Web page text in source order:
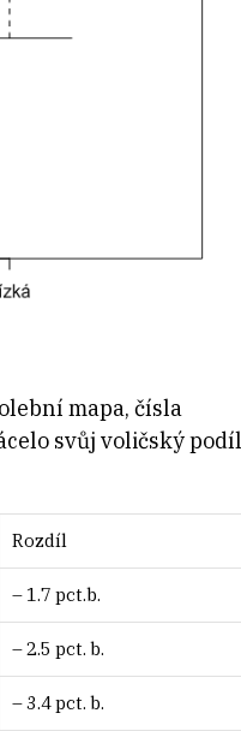
mapa, čísla
svůj voličský podíl
Rozdíl
– 1.7 pct.b.
– 2.5 pct. b.
– 3.4 pct. b.